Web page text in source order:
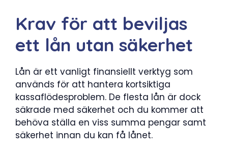
Krav för att beviljas
ett lån utan säkerhet
Lån är ett vanligt finansiellt verktyg som
används för att hantera kortsiktiga
kassaflödesproblem. De flesta lån är dock
säkrade med säkerhet och du kommer att
behöva ställa en viss summa pengar samt
säkerhet innan du kan få lånet.